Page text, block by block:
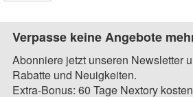
Verpasse keine Angebote
Abonniere jetzt unseren Newsletter
Rabatte und Neuigkeiten.
Extra-Bonus: 60 Tage Nextory